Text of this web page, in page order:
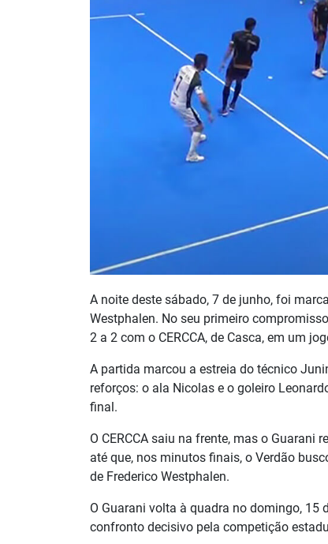
A noite deste sábado, 7 de junho, foi
Westphalen. No seu primeiro
2 a 2 com o CERCCA, de Casca, em um
A partida marcou a estreia do técnico
reforços: o ala Nicolas e o goleiro
final.
O CERCCA saiu na frente, mas o
até que, nos minutos finais, o Verdão
de Frederico Westphalen.
O Guarani volta à quadra no domingo, 15
confronto decisivo pela competição